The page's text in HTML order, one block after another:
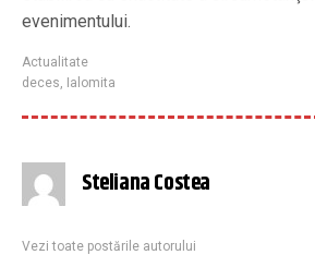
evenimentului.
Actualitate
deces Ialomita
Steliana Costea
Vezi toate postările autorului